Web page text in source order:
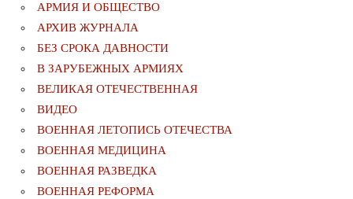
АРМИЯ И ОБЩЕСТВО
АРХИВ ЖУРНАЛА
БЕЗ СРОКА ДАВНОСТИ
В ЗАРУБЕЖНЫХ АРМИЯХ
ВЕЛИКАЯ ОТЕЧЕСТВЕННАЯ
ВИДЕО
ВОЕННАЯ ЛЕТОПИСЬ ОТЕЧЕСТВА
ВОЕННАЯ МЕДИЦИНА
ВОЕННАЯ РАЗВЕДКА
ВОЕННАЯ РЕФОРМА